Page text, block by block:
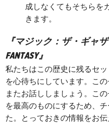
成しなくてもそちらを
きます。
『マジック：ザ・ギャ
FANTASY』
私たちはこの歴史に残るセ
を心待ちにしています。こ
またお話ししましょう。こ
を最高のものにするため、
た。とっておきの情報をお